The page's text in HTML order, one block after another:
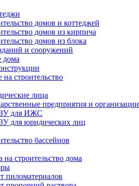
домов и коттеджей
домов из кирпича
домов из блока
и сооружений
дома
на строительство
лица
предприятия и организации
для ИЖС
для юридических лиц
бассейнов
на строительство дома
пиломатериалов